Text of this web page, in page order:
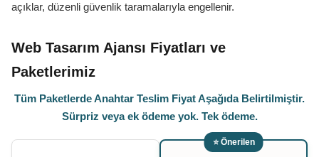
açıklar, düzenli güvenlik taramalarıyla engellenir.
Web Tasarım Ajansı Fiyatları ve
Paketlerimiz
Tüm Paketlerde Anahtar Teslim Fiyat Aşağıda Belirtilmiştir.
Sürpriz veya ek ödeme yok. Tek ödeme.
⭐ Önerilen